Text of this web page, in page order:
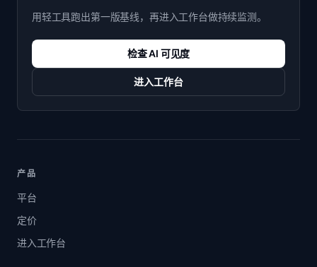
用轻工具跑出第一版基线，再进入工作台做持续监测。
检查 AI 可见度
进入工作台
产品
平台
定价
进入工作台